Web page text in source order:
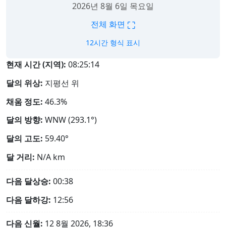
2026년 8월 6일 목요일
전체 화면 ⛶
12시간 형식 표시
현재 시간 (지역): 08:25:14
달의 위상: 지평선 위
채움 정도: 46.3%
달의 방향: WNW (293.1°)
달의 고도: 59.40°
달 거리: N/A km
다음 달상승: 00:38
다음 달하강: 12:56
다음 신월: 12 8월 2026, 18:36